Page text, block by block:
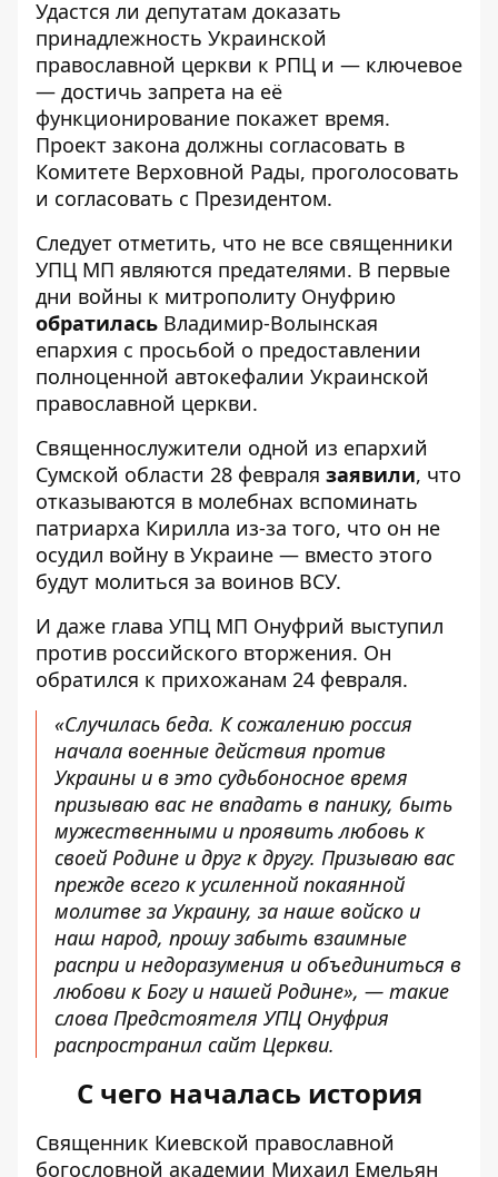
Удастся ли депутатам доказать
принадлежность Украинской
православной церкви к РПЦ и — ключевое
— достичь запрета на её
функционирование покажет время.
Проект закона должны согласовать в
Комитете Верховной Рады, проголосовать
и согласовать с Президентом.
Следует отметить, что не все священники
УПЦ МП являются предателями. В первые
дни войны к митрополиту Онуфрию
обратилась Владимир-Волынская
епархия с просьбой о предоставлении
полноценной автокефалии Украинской
православной церкви.
Священнослужители одной из епархий
Сумской области 28 февраля заявили, что
отказываются в молебнах вспоминать
патриарха Кирилла из-за того, что он не
осудил войну в Украине — вместо этого
будут молиться за воинов ВСУ.
И даже глава УПЦ МП Онуфрий выступил
против российского вторжения. Он
обратился к прихожанам 24 февраля.
«Случилась беда. К сожалению россия
начала военные действия против
Украины и в это судьбоносное время
призываю вас не впадать в панику, быть
мужественными и проявить любовь к
своей Родине и друг к другу. Призываю вас
прежде всего к усиленной покаянной
молитве за Украину, за наше войско и
наш народ, прошу забыть взаимные
распри и недоразумения и объединиться в
любови к Богу и нашей Родине», — такие
слова Предстоятеля УПЦ Онуфрия
распространил сайт Церкви.
С чего началась история
Священник Киевской православной
богословной академии Михаил Емельян